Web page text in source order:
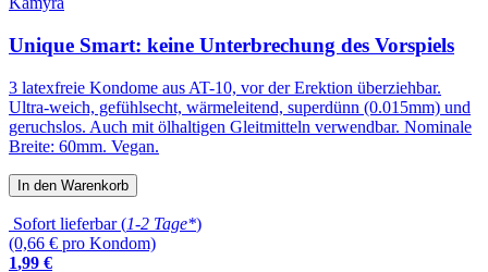
Unique Smart: keine Unterbrechung des Vorspiels
3 latexfreie Kondome aus AT-10, vor der Erektion überziehbar.
Ultra-weich, gefühlsecht, wärmeleitend, superdünn (0.015mm) und
geruchslos. Auch mit ölhaltigen Gleitmitteln verwendbar. Nominale
Breite: 60mm. Vegan.
In den Warenkorb
Sofort lieferbar (1-2 Tage*)
(0,66 € pro Kondom)
1,99 €